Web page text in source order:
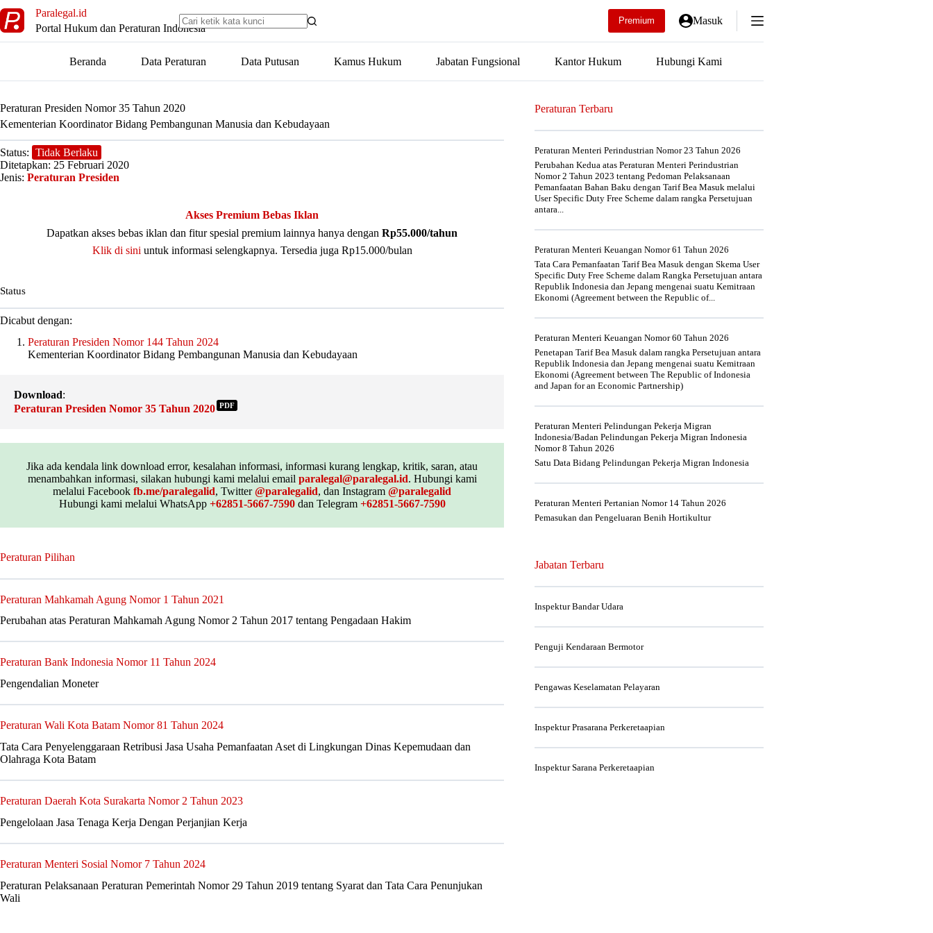
to
content
Paralegal.id
Portal Hukum dan Peraturan Indonesia
Premium Masuk
Beranda Data Peraturan Data Putusan Kamus Hukum Jabatan Fungsional Kantor Hukum Hubungi Kami
Peraturan Presiden Nomor 35 Tahun 2020
Kementerian Koordinator Bidang Pembangunan Manusia dan Kebudayaan
Status: Tidak Berlaku
Ditetapkan: 25 Februari 2020
Jenis: Peraturan Presiden
Akses Premium Bebas Iklan
Dapatkan akses bebas iklan dan fitur spesial premium lainnya hanya dengan Rp55.000/tahun
Klik di sini untuk informasi selengkapnya. Tersedia juga Rp15.000/bulan
Status
Dicabut dengan:
Peraturan Presiden Nomor 144 Tahun 2024
Kementerian Koordinator Bidang Pembangunan Manusia dan Kebudayaan
Download:
Peraturan Presiden Nomor 35 Tahun 2020 PDF
Jika ada kendala link download error, kesalahan informasi, informasi kurang lengkap, kritik, saran, atau
menambahkan informasi, silakan hubungi kami melalui email paralegal@paralegal.id. Hubungi kami
melalui Facebook fb.me/paralegalid, Twitter@paralegalid, dan Instagram @paralegalid
Hubungi kami melalui WhatsApp +62851-5667-7590dan Telegram +62851-5667-7590
Peraturan Pilihan
Peraturan Mahkamah Agung Nomor 1 Tahun 2021
Perubahan atas Peraturan Mahkamah Agung Nomor 2 Tahun 2017 tentang Pengadaan Hakim
Peraturan Bank Indonesia Nomor 11 Tahun 2024
Pengendalian Moneter
Peraturan Wali Kota Batam Nomor 81 Tahun 2024
Tata Cara Penyelenggaraan Retribusi Jasa Usaha Pemanfaatan Aset di Lingkungan Dinas Kepemudaan dan
Olahraga Kota Batam
Peraturan Daerah Kota Surakarta Nomor 2 Tahun 2023
Pengelolaan Jasa Tenaga Kerja Dengan Perjanjian Kerja
Peraturan Menteri Sosial Nomor 7 Tahun 2024
Peraturan Pelaksanaan Peraturan Pemerintah Nomor 29 Tahun 2019 tentang Syarat dan Tata Cara Penunjukan
Wali
Peraturan Terbaru
Peraturan Menteri Perindustrian Nomor 23 Tahun 2026
Perubahan Kedua atas Peraturan Menteri Perindustrian
Nomor 2 Tahun 2023 tentang Pedoman Pelaksanaan
Pemanfaatan Bahan Baku dengan Tarif Bea Masuk melalui
User Specific Duty Free Scheme dalam rangka Persetujuan
antara...
Peraturan Menteri Keuangan Nomor 61 Tahun 2026
Tata Cara Pemanfaatan Tarif Bea Masuk dengan Skema User
Specific Duty Free Scheme dalam Rangka Persetujuan antara
Republik Indonesia dan Jepang mengenai suatu Kemitraan
Ekonomi (Agreement between the Republic of...
Peraturan Menteri Keuangan Nomor 60 Tahun 2026
Penetapan Tarif Bea Masuk dalam rangka Persetujuan antara
Republik Indonesia dan Jepang mengenai suatu Kemitraan
Ekonomi (Agreement between The Republic of Indonesia
and Japan for an Economic Partnership)
Peraturan Menteri Pelindungan Pekerja Migran
Indonesia/Badan Pelindungan Pekerja Migran Indonesia
Nomor 8 Tahun 2026
Satu Data Bidang Pelindungan Pekerja Migran Indonesia
Peraturan Menteri Pertanian Nomor 14 Tahun 2026
Pemasukan dan Pengeluaran Benih Hortikultur
Jabatan Terbaru
Inspektur Bandar Udara
Penguji Kendaraan Bermotor
Pengawas Keselamatan Pelayaran
Inspektur Prasarana Perkeretaapian
Inspektur Sarana Perkeretaapian